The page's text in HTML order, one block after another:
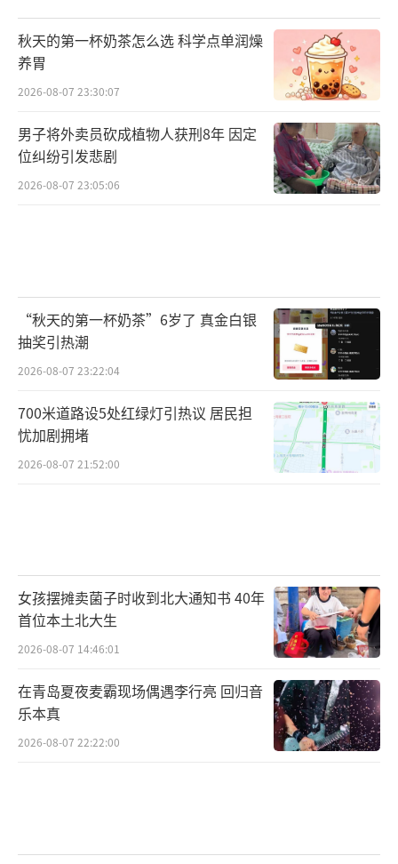
秋天的第一杯奶茶怎么选 科学点单润燥
养胃
2026-08-07 23:30:07
男子将外卖员砍成植物人获刑8年 因定
位纠纷引发悲剧
2026-08-07 23:05:06
“秋天的第一杯奶茶”6岁了 真金白银
抽奖引热潮
2026-08-07 23:22:04
700米道路设5处红绿灯引热议 居民担
忧加剧拥堵
2026-08-07 21:52:00
女孩摆摊卖菌子时收到北大通知书 40年
首位本土北大生
2026-08-07 14:46:01
在青岛夏夜麦霸现场偶遇李行亮 回归音
乐本真
2026-08-07 22:22:00